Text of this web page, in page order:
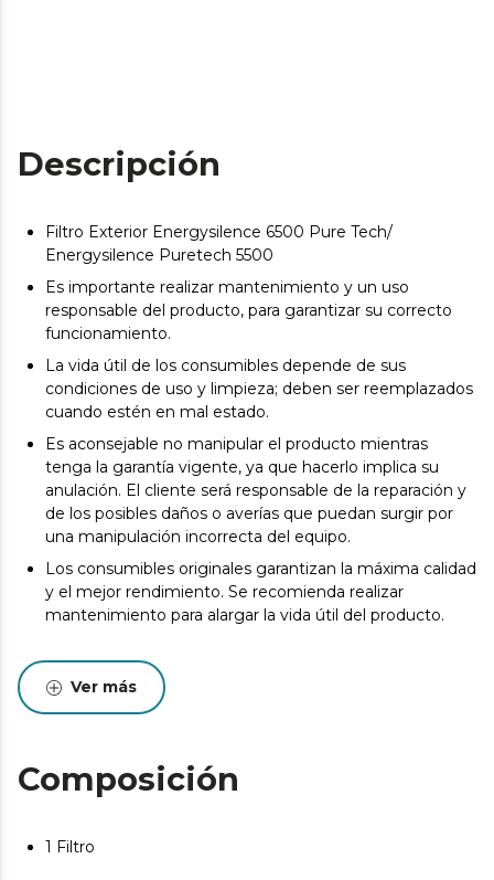
Descripción
Filtro Exterior Energysilence 6500 Pure Tech/
Energysilence Puretech 5500
Es importante realizar mantenimiento y un uso
responsable del producto, para garantizar su correcto
funcionamiento.
La vida útil de los consumibles depende de sus
condiciones de uso y limpieza; deben ser reemplazados
cuando estén en mal estado.
Es aconsejable no manipular el producto mientras
tenga la garantía vigente, ya que hacerlo implica su
anulación. El cliente será responsable de la reparación y
de los posibles daños o averías que puedan surgir por
una manipulación incorrecta del equipo.
Los consumibles originales garantizan la máxima calidad
y el mejor rendimiento. Se recomienda realizar
mantenimiento para alargar la vida útil del producto.
Ver más
Composición
1 Filtro